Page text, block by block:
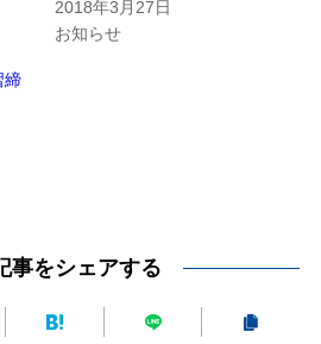
2018年3月27日
お知らせ
締
事をシェアする